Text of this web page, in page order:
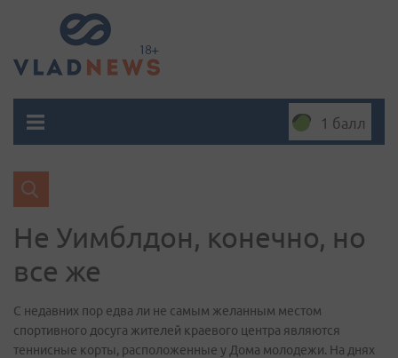
1 балл
Не Уимблдон, конечно, но
все же
С недавних пор едва ли не самым желанным местом
спортивного досуга жителей краевого центра являются
теннисные корты, расположенные у Дома молодежи. На днях